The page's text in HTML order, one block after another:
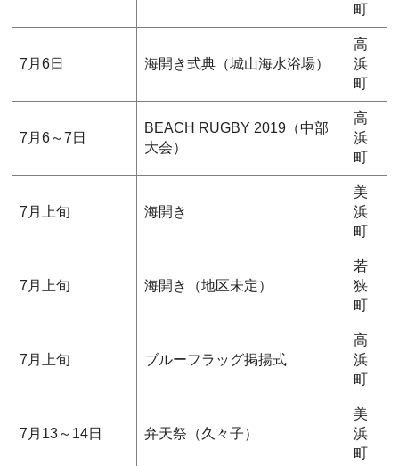
町
7月6日 海開き式典（城山海水浴場）
高
浜
町
7月6～7日
BEACH RUGBY 2019（中部
大会）
高
浜
町
7月上旬 海開き
美
浜
町
7月上旬 海開き（地区未定）
若
狭
町
7月上旬 ブルーフラッグ掲揚式
高
浜
町
7月13～14日 弁天祭（久々子）
美
浜
町